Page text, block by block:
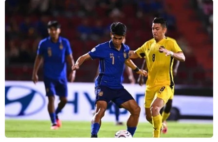
vẫn chưa ai có thể nói trước được điều gì."
Ông nhấn mạnh, các nguồn dữ liệu chính như
thiết bị ghi dữ liệu chuyến bay và thiết bị ghi
âm giọng nói buồng lái sẽ tiết lộ nguyên nhân
thực sự của vụ tai nạn khiến nhiều người thiệt
mạng.
Phóng viên TTXVN tại New Delhi dẫn tuyên bố
mới nhất của Tổng thống Mỹ Donald Trump cho
biết Washington sẵn sàng cung cấp mọi hỗ trợ